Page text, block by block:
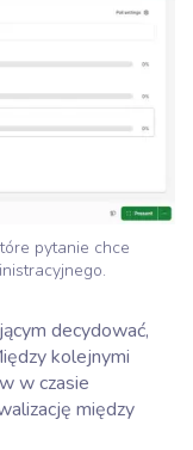
pytanie chce
decydować,
kolejnymi
w czasie
między